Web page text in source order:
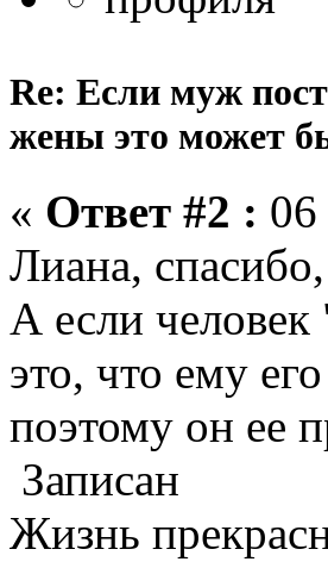
Re: Если муж
жены это может
« Ответ #2 :
Лиана,
А если
это, что ему
поэтому он ее
Записан
Жизнь